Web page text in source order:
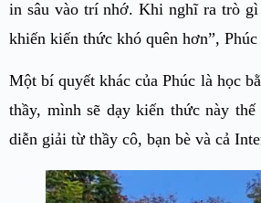
in sâu vào trí nhớ. Khi nghĩ ra trò gì
khiến kiến thức khó quên hơn”,
Một bí quyết khác của Phúc là học
thầy, mình sẽ dạy kiến thức này thế
diễn giải từ thầy cô, bạn bè và cả